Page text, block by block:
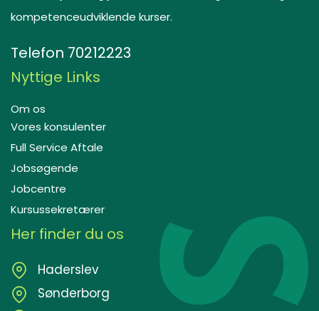
kompetenceudviklende kurser.
Telefon 70212223
Nyttige Links
Om os
Vores konsulenter
Full Service Aftale
Jobsøgende
Jobcentre
Kursussekretærer
Her finder du os
Haderslev
Sønderborg